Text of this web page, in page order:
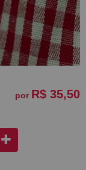
por R$ 35,50